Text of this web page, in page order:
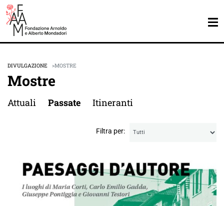
DIVULGAZIONE MOSTRE
Mostre
Attuali Passate Itineranti
Filtra per: